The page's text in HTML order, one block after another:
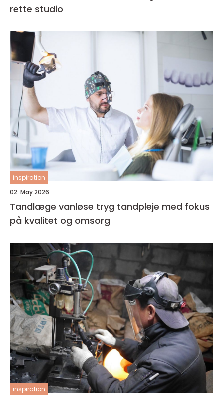
rette studio
inspiration
02. May 2026
Tandlæge vanløse tryg tandpleje med fokus
på kvalitet og omsorg
inspiration